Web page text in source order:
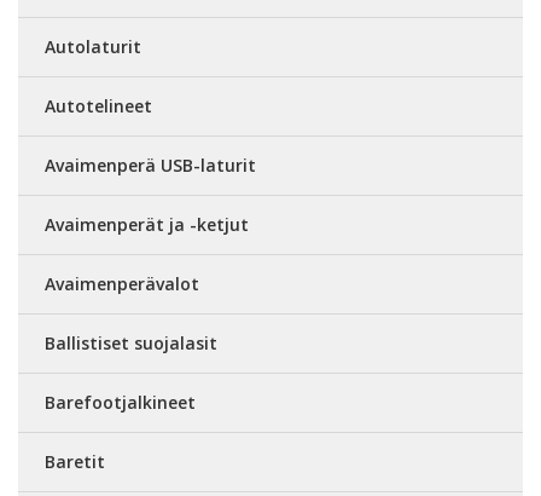
Autolaturit
Autotelineet
Avaimenperä USB-laturit
Avaimenperät ja -ketjut
Avaimenperävalot
Ballistiset suojalasit
Barefootjalkineet
Baretit